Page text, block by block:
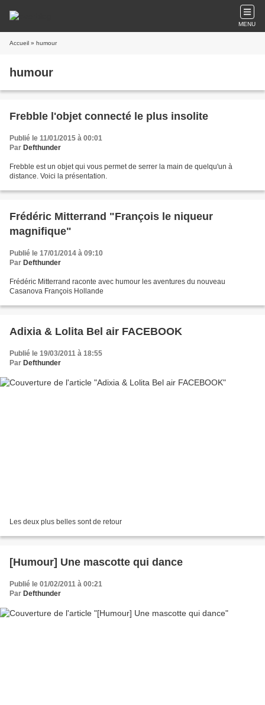
MENU
Accueil » humour
humour
Frebble l'objet connecté le plus insolite
Publié le 11/01/2015 à 00:01
Par Defthunder
Frebble est un objet qui vous permet de serrer la main de quelqu'un à
distance. Voici la présentation.
Frédéric Mitterrand "François le niqueur
magnifique"
Publié le 17/01/2014 à 09:10
Par Defthunder
Frédéric Mitterrand raconte avec humour les aventures du nouveau
Casanova François Hollande
Adixia & Lolita Bel air FACEBOOK
Publié le 19/03/2011 à 18:55
Par Defthunder
Les deux plus belles sont de retour
[Humour] Une mascotte qui dance
Publié le 01/02/2011 à 00:21
Par Defthunder